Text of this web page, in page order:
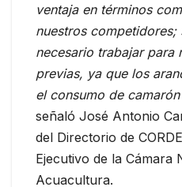
ventaja en términos
nuestros competidores;
necesario trabajar para
previas, ya que los
el consumo de
señaló José Antonio
del Directorio de
Ejecutivo de la Cámara
Acuacultura.